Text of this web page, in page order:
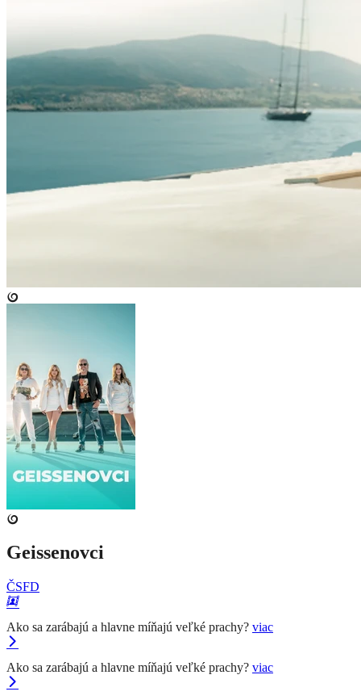
Geissenovci
ČSFD
Ako sa zarábajú a hlavne míňajú veľké prachy? viac
Ako sa zarábajú a hlavne míňajú veľké prachy? viac